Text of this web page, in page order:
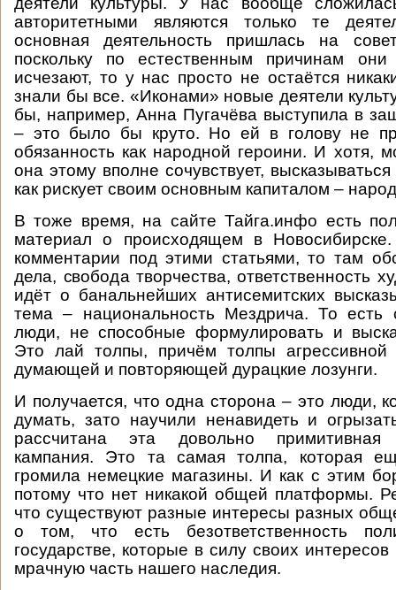
авторитетными являются только те
основная деятельность пришлась на
поскольку по естественным причинам
исчезают, то у нас просто не остаётся
знали бы все. «Иконами» новые деятели
бы, например, Анна Пугачёва выступила в
– это было бы круто. Но ей в голову не
обязанность как народной героини. И хотя,
она этому вполне сочувствует,
как рискует своим основным капиталом –
В тоже время, на сайте Тайга.инфо есть
материал о происходящем в
комментарии под этими статьями, то там
дела, свобода творчества, ответственность
идёт о банальнейших антисемитских
тема – национальность Мездрича. То есть
люди, не способные формулировать и
Это лай толпы, причём толпы
думающей и повторяющей дурацкие лозунги.
И получается, что одна сторона – это люди,
думать, зато научили ненавидеть и
рассчитана эта довольно примитивная
кампания. Это та самая толпа, которая
громила немецкие магазины. И как с этим
потому что нет никакой общей платформы.
что существуют разные интересы разных
о том, что есть безответственность
государстве, которые в силу своих
мрачную часть нашего наследия.